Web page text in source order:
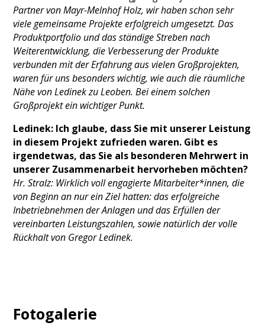
Partner von Mayr-Melnhof Holz, wir haben schon sehr
viele gemeinsame Projekte erfolgreich umgesetzt. Das
Produktportfolio und das ständige Streben nach
Weiterentwicklung, die Verbesserung der Produkte
verbunden mit der Erfahrung aus vielen Großprojekten,
waren für uns besonders wichtig, wie auch die räumliche
Nähe von Ledinek zu Leoben. Bei einem solchen
Großprojekt ein wichtiger Punkt.
Ledinek: Ich glaube, dass Sie mit unserer Leistung
in diesem Projekt zufrieden waren. Gibt es
irgendetwas, das Sie als besonderen Mehrwert in
unserer Zusammenarbeit hervorheben möchten?
Hr. Stralz: Wirklich voll engagierte Mitarbeiter*innen, die
von Beginn an nur ein Ziel hatten: das erfolgreiche
Inbetriebnehmen der Anlagen und das Erfüllen der
vereinbarten Leistungszahlen, sowie natürlich der volle
Rückhalt von Gregor Ledinek.
Fotogalerie